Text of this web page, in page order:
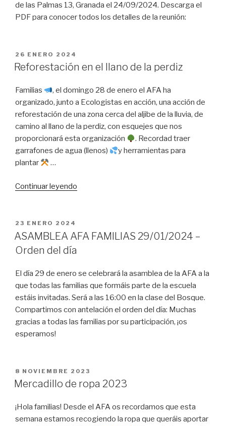
de las Palmas 13, Granada el 24/09/2024. Descarga el
PDF para conocer todos los detalles de la reunión:
PUBLICADO
EL
26 ENERO 2024
Reforestación en el llano de la perdiz
Familias
, el domingo 28 de enero el AFA ha
organizado, junto a Ecologistas en acción, una acción de
reforestación de una zona cerca del aljibe de la lluvia, de
camino al llano de la perdiz, con esquejes que nos
proporcionará esta organización
. Recordad traer
garrafones de agua (llenos)
y herramientas para
plantar
…
Continuar leyendo
de
PUBLICADO
EL
23 ENERO 2024
ASAMBLEA AFA FAMILIAS 29/01/2024 –
Orden del día
El día 29 de enero se celebrará la asamblea de la AFA a la
que todas las familias que formáis parte de la escuela
estáis invitadas. Será a las 16:00 en la clase del Bosque.
Compartimos con antelación el orden del día: Muchas
gracias a todas las familias por su participación, ¡os
esperamos!
PUBLICADO
EL
8 NOVIEMBRE 2023
Mercadillo de ropa 2023
¡Hola familias! Desde el AFA os recordamos que esta
semana estamos recogiendo la ropa que queráis aportar